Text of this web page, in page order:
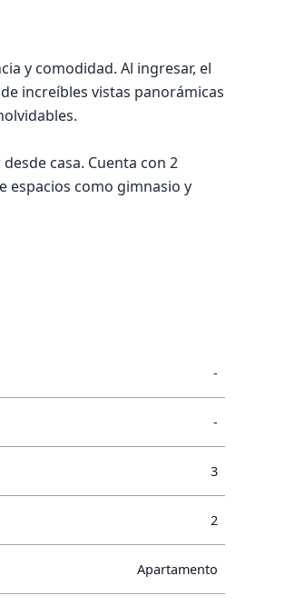
y comodidad. Al ingresar, el
increíbles vistas panorámicas
casa. Cuenta con 2
espacios como gimnasio y
-
-
3
2
Apartamento